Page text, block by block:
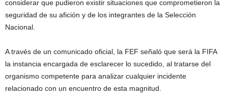
considerar que pudieron existir situaciones que comprometieron la
seguridad de su afición y de los integrantes de la Selección
Nacional.
A través de un comunicado oficial, la FEF señaló que será la FIFA
la instancia encargada de esclarecer lo sucedido, al tratarse del
organismo competente para analizar cualquier incidente
relacionado con un encuentro de esta magnitud.